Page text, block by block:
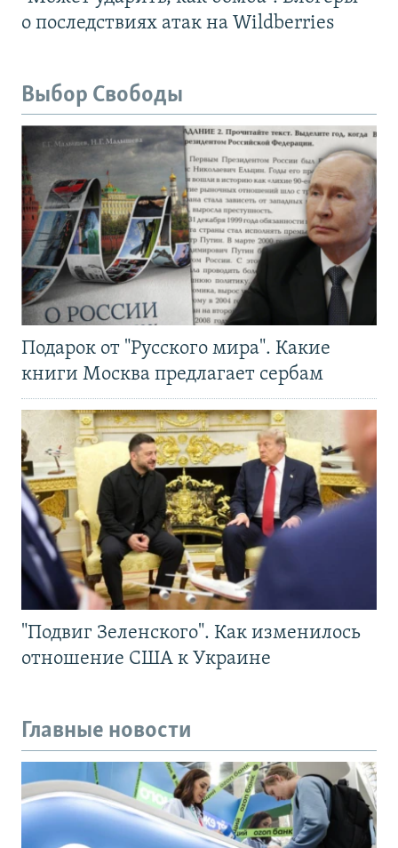
о последствиях атак на Wildberries
Выбор Свободы
Подарок от "Русского мира". Какие
книги Москва предлагает сербам
"Подвиг Зеленского". Как изменилось
отношение США к Украине
Главные новости